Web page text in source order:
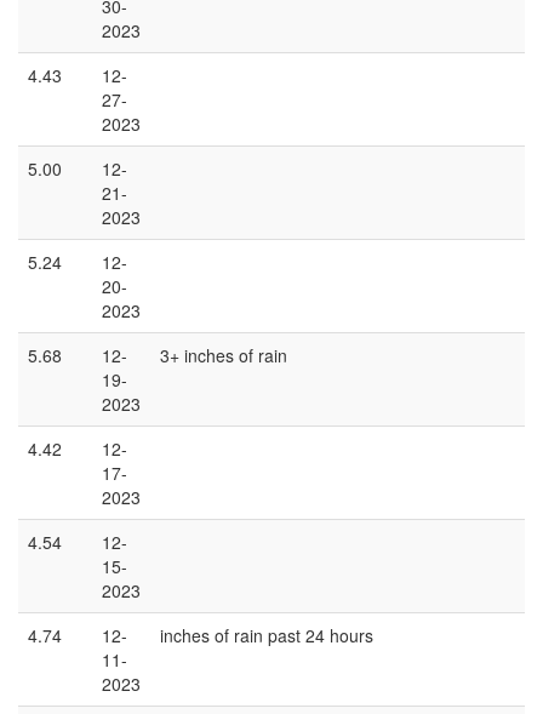
30-
2023
4.43
12-
27-
2023
5.00
12-
21-
2023
5.24
12-
20-
2023
5.68
12-
19-
2023
3+ inches of rain
4.42
12-
17-
2023
4.54
12-
15-
2023
4.74
12-
11-
2023
inches of rain past 24 hours